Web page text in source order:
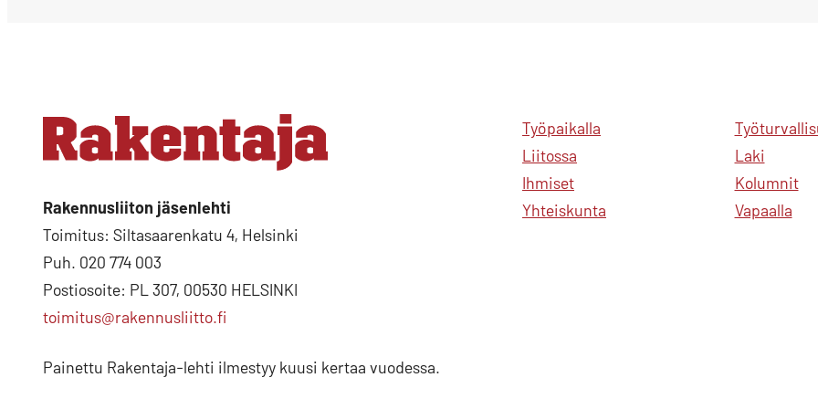
Rakennusliiton jäsenlehti
Toimitus: Siltasaarenkatu 4, Helsinki
Puh. 020 774 003
Postiosoite: PL 307, 00530 HELSINKI
toimitus@rakennusliitto.fi
Painettu Rakentaja-lehti ilmestyy kuusi kertaa vuodessa.
Työpaikalla
Liitossa
Ihmiset
Yhteiskunta
Laki
Kolumnit
Vapaalla